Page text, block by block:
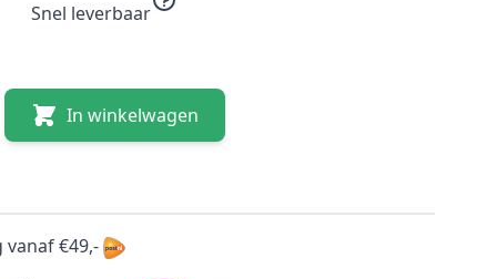
Snel leverbaar
In winkelwagen
€49,-